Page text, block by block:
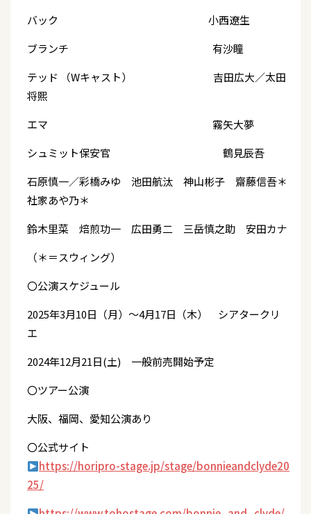
バック 小西遼生
ブランチ 有沙瞳
テッド （Wキャスト） 吉田広大／太田
将熙
エマ 霧矢大夢
シュミット保安官 鶴見辰吾
石原慎一／彩橋みゆ 池田航汰 神山彬子 齋藤信吾＊
社家あや乃＊
鈴木里菜 焙煎功一 広田勇二 三岳慎之助 安田カナ
（＊＝スウィング）
〇公演スケジュール
2025年3月10日（月）～4月17日（木） シアタークリ
エ
2024年12月21日(土) 一般前売開始予定
〇ツアー公演
大阪、福岡、愛知公演あり
〇公式サイト
https://horipro-stage.jp/stage/bonnieandclyde20
25/